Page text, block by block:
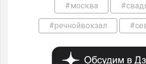
#москва
#речнойвокзал